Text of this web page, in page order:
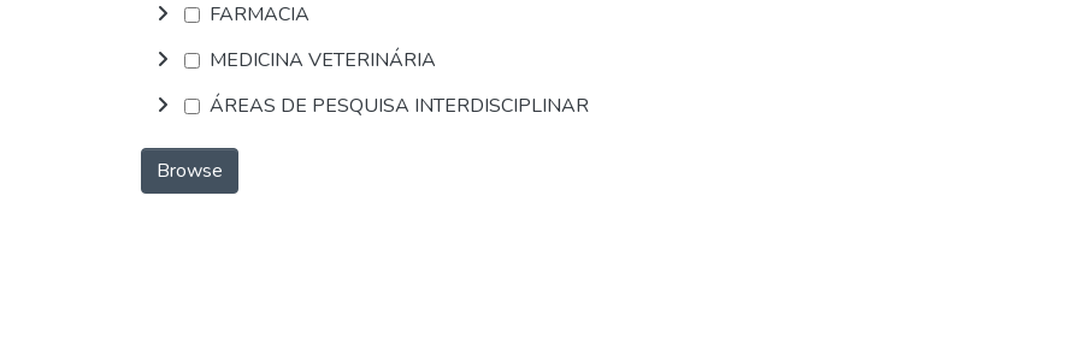
FARMACIA
MEDICINA VETERINÁRIA
ÁREAS DE PESQUISA INTERDISCIPLINAR
Browse